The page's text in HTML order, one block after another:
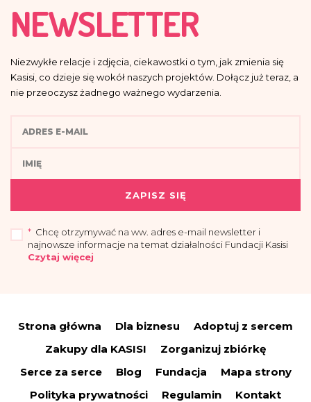
NEWSLETTER
Niezwykłe relacje i zdjęcia, ciekawostki o tym, jak zmienia się
Kasisi, co dzieje się wokół naszych projektów. Dołącz już teraz, a
nie przeoczysz żadnego ważnego wydarzenia.
ZAPISZ SIĘ
* Chcę otrzymywać na ww. adres e-mail newsletter i
najnowsze informacje na temat działalności Fundacji Kasisi
Czytaj więcej
Administrator wyznaczył Inspektora Danych Osobowych, z którym można się
Dane osobowe przetwarzane będą w celu:
a) wysyłki newslettera i informacji o działalności fundacji – co stanowi
6 ust. 1 lit. f RODO;
Strona główna Dla biznesu
Adoptuj z sercem
Zakupy dla KASISI
Zorganizuj zbiórkę
Serce za serce
Blog Fundacja
Mapa strony
Polityka prywatności
Regulamin Kontakt